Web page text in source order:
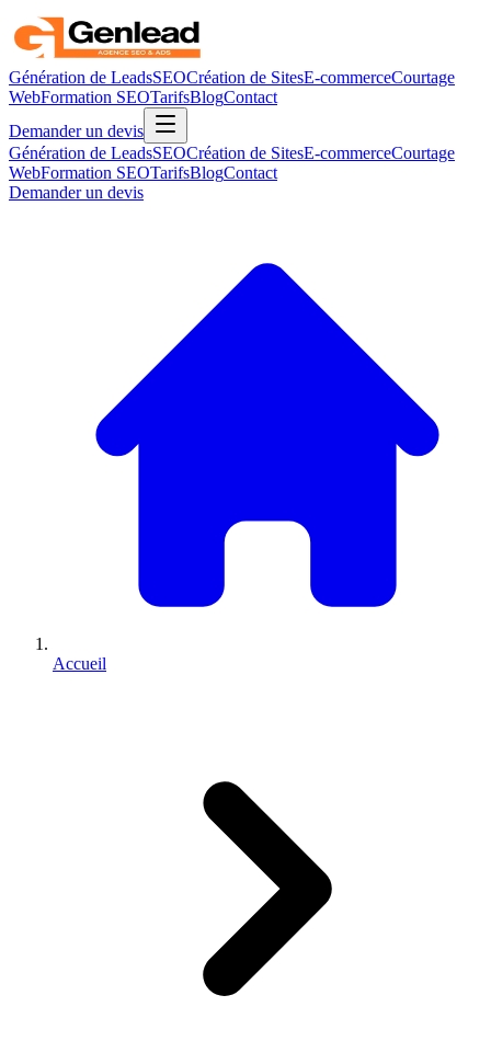
Génération de LeadsSEOCréation de SitesE-commerceCourtage
WebFormation SEOTarifsBlogContact
Demander un devis
Génération de LeadsSEOCréation de SitesE-commerceCourtage
WebFormation SEOTarifsBlogContact
Demander un devis
Accueil